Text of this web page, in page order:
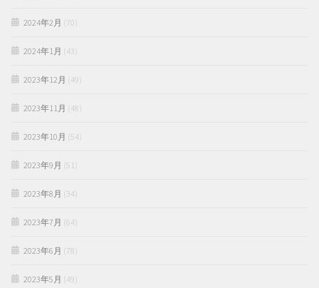
2024年2月 (70)
2024年1月 (43)
2023年12月 (49)
2023年11月 (48)
2023年10月 (54)
2023年9月 (51)
2023年8月 (34)
2023年7月 (64)
2023年6月 (78)
2023年5月 (49)